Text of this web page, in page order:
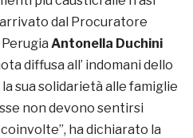
dal Procuratore
Antonella Duchini
diffusa all’ indomani dello
sua solidarietà alle famiglie
non devono sentirsi
ha dichiarato la